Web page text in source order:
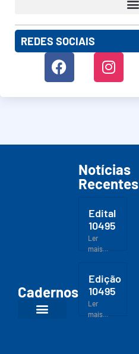
REDES SOCIAIS
Cadernos
Notícias
Recentes
Edital
10495
Ler
mais...
Edição
10495
Ler
mais...